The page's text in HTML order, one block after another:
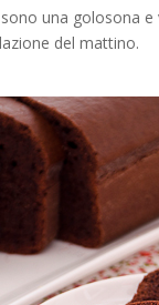
una golosona e
del mattino.